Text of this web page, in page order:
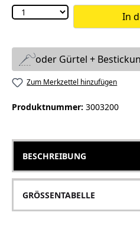
In
oder Gürtel +
Zum Merkzettel hinzufügen
Produktnummer: 3003200
BESCHREIBUNG
GRÖSSENTABELLE